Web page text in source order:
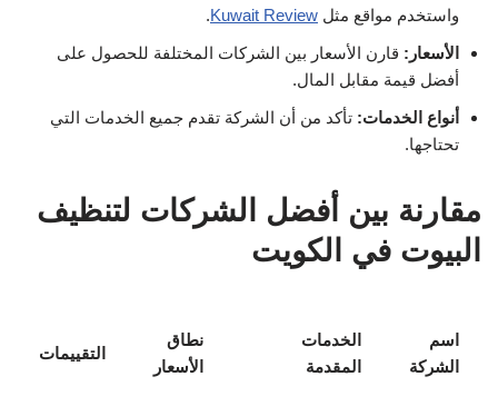
واستخدم مواقع مثل Kuwait Review
.
الأسعار: قارن الأسعار بين الشركات المختلفة للحصول على
أفضل قيمة مقابل المال.
أنواع الخدمات: تأكد من أن الشركة تقدم جميع الخدمات التي
تحتاجها.
مقارنة بين أفضل الشركات لتنظيف
البيوت في الكويت
اسم
الشركة
الخدمات
المقدمة
نطاق
الأسعار
التقييمات